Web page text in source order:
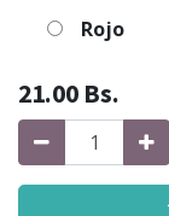
Rojo
21.00 Bs.